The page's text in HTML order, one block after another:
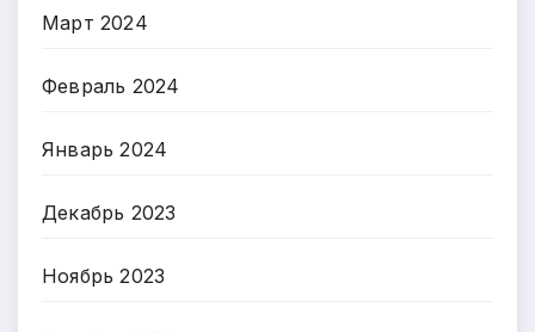
Март 2024
Февраль 2024
Январь 2024
Декабрь 2023
Ноябрь 2023